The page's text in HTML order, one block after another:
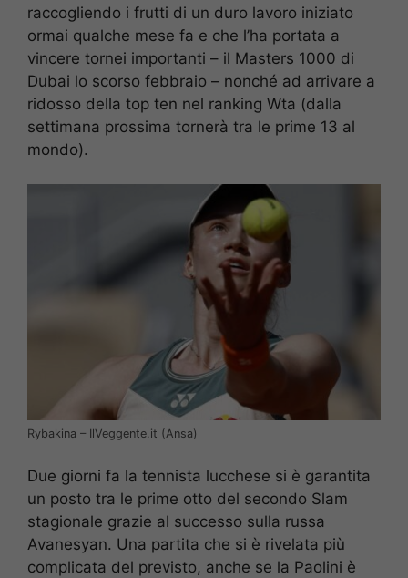
raccogliendo i frutti di un duro lavoro iniziato
ormai qualche mese fa e che l’ha portata a
vincere tornei importanti – il Masters 1000 di
Dubai lo scorso febbraio – nonché ad arrivare a
ridosso della top ten nel ranking Wta (dalla
settimana prossima tornerà tra le prime 13 al
mondo).
Rybakina – IlVeggente.it (Ansa)
Due giorni fa la tennista lucchese si è garantita
un posto tra le prime otto del secondo Slam
stagionale grazie al successo sulla russa
Avanesyan. Una partita che si è rivelata più
complicata del previsto, anche se la Paolini è